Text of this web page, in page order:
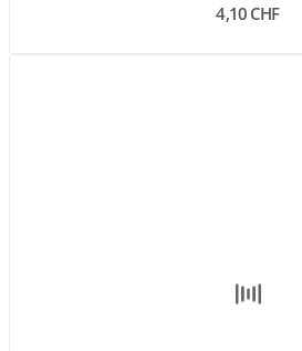
4,10 CHF